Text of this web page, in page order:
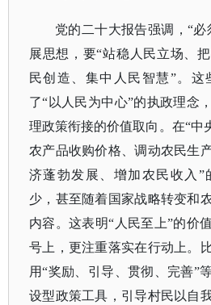
党的二十大报告强调， “必
展思想，要“站稳人民立场、
民创造、集中人民智慧”。这
了“以人民为中心”的执政理念
理政策衔接的价值取向。在“中
农产品收购价格、调动农民生
济蓬勃发展、增加农民收入”
少，甚至随着国家战略转变和
内容。这表明“人民至上”的价
号上，更注重落实在行动上。
用“奖励、引导、贯彻、完善”
设型政策工具，引导村民以自